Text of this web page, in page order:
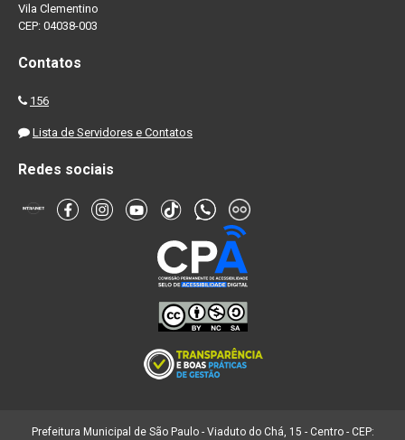
Vila Clementino
CEP: 04038-003
Contatos
156
Lista de Servidores e Contatos
Redes sociais
Prefeitura Municipal de São Paulo - Viaduto do Chá, 15 - Centro - CEP: